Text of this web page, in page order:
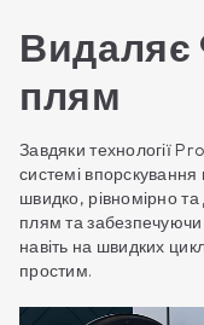
Видаляє
плям
Завдяки технології
системі
швидко, рівномірно
плям та
навіть на швидких
простим.